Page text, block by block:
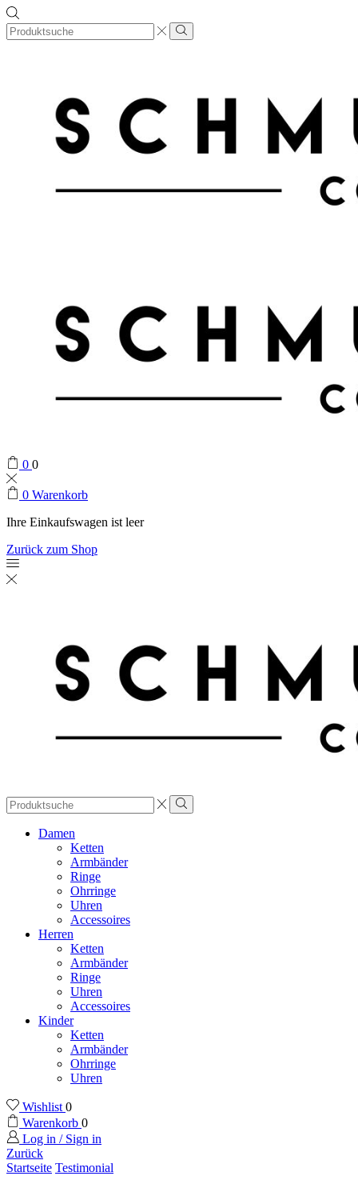
Search
input
0 0
0 Warenkorb
Ihre Einkaufswagen ist leer
Zurück zum Shop
Search
input
Damen
Ketten
Armbänder
Ringe
Ohrringe
Uhren
Accessoires
Herren
Ketten
Armbänder
Ringe
Uhren
Accessoires
Kinder
Ketten
Armbänder
Ohrringe
Uhren
Wishlist 0
Warenkorb 0
Log in / Sign in
Zurück
Startseite Testimonial